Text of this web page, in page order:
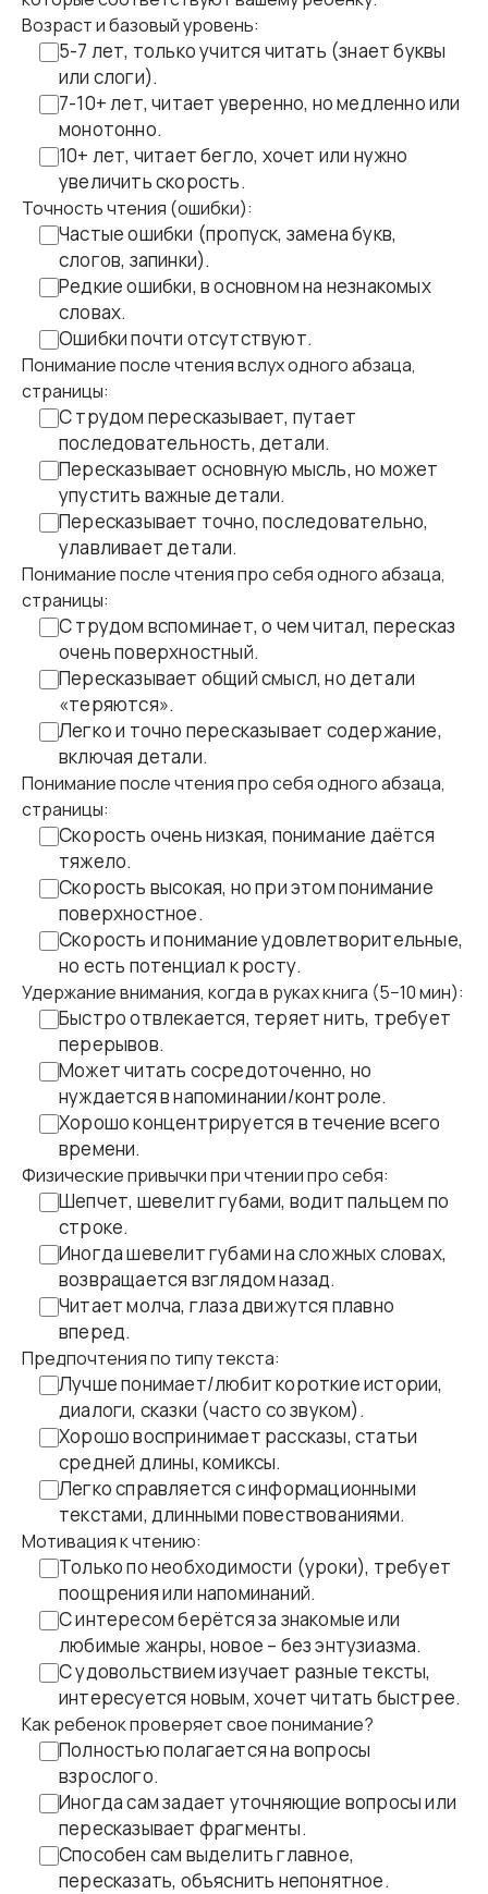
Возраст и базовый уровень:
5-7 лет, только учится читать (знает буквы
или слоги).
7-10+ лет, читает уверенно, но медленно или
монотонно.
10+ лет, читает бегло, хочет или нужно
увеличить скорость.
Точность чтения (ошибки):
Частые ошибки (пропуск, замена букв,
слогов, запинки).
Редкие ошибки, в основном на незнакомых
словах.
Ошибки почти отсутствуют.
Понимание после чтения вслух одного абзаца,
страницы:
С трудом пересказывает, путает
последовательность, детали.
Пересказывает основную мысль, но может
упустить важные детали.
Пересказывает точно, последовательно,
улавливает детали.
Понимание после чтения про себя одного абзаца,
страницы:
С трудом вспоминает, о чем читал, пересказ
очень поверхностный.
Пересказывает общий смысл, но детали
«теряются».
Легко и точно пересказывает содержание,
включая детали.
Понимание после чтения про себя одного абзаца,
страницы:
Скорость очень низкая, понимание даётся
тяжело.
Скорость высокая, но при этом понимание
поверхностное.
Скорость и понимание удовлетворительные,
но есть потенциал к росту.
Удержание внимания, когда в руках книга (5−10 мин):
Быстро отвлекается, теряет нить, требует
перерывов.
Может читать сосредоточенно, но
нуждается в напоминании/контроле.
Хорошо концентрируется в течение всего
времени.
Физические привычки при чтении про себя:
Шепчет, шевелит губами, водит пальцем по
строке.
Иногда шевелит губами на сложных словах,
возвращается взглядом назад.
Читает молча, глаза движутся плавно
вперед.
Предпочтения по типу текста:
Лучше понимает/любит короткие истории,
диалоги, сказки (часто со звуком).
Хорошо воспринимает рассказы, статьи
средней длины, комиксы.
Легко справляется с информационными
текстами, длинными повествованиями.
Мотивация к чтению:
Только по необходимости (уроки), требует
поощрения или напоминаний.
С интересом берётся за знакомые или
любимые жанры, новое – без энтузиазма.
С удовольствием изучает разные тексты,
интересуется новым, хочет читать быстрее.
Как ребенок проверяет свое понимание?
Полностью полагается на вопросы
взрослого.
Иногда сам задает уточняющие вопросы или
пересказывает фрагменты.
Способен сам выделить главное,
пересказать, объяснить непонятное.